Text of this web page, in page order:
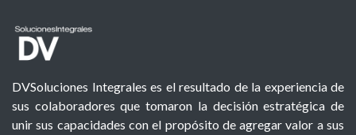
DVSoluciones Integrales es el resultado de la experiencia de
sus colaboradores que tomaron la decisión estratégica de
unir sus capacidades con el propósito de agregar valor a sus